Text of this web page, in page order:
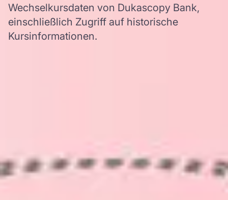
Wechselkursdaten von Dukascopy Bank,
einschließlich Zugriff auf historische
Kursinformationen.